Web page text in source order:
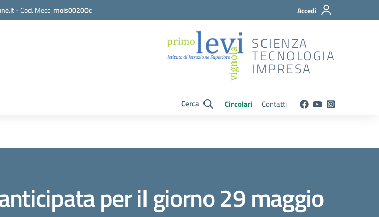
-Cod. Mecc. mois00200c Accedi
SCIENZA
TECNOLOGIA
IMPRESA
Cerca Circolari Contatti
per il giorno 29 maggio